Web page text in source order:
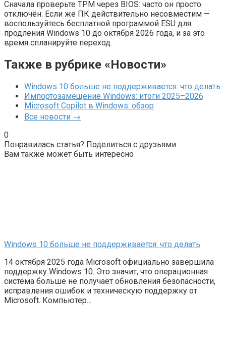
Сначала проверьте TPM через BIOS: часто он просто
отключён. Если же ПК действительно несовместим —
воспользуйтесь бесплатной программой ESU для
продления Windows 10 до октября 2026 года, и за это
время спланируйте переход.
Также в рубрике «Новости»
Windows 10 больше не поддерживается: что делать
Импортозамещение Windows: итоги 2025–2026
Microsoft Copilot в Windows: обзор
Все новости →
0
Понравилась статья? Поделиться с друзьями:
Вам также может быть интересно
Windows 10 больше не поддерживается: что делать
14 октября 2025 года Microsoft официально завершила
поддержку Windows 10. Это значит, что операционная
система больше не получает обновления безопасности,
исправления ошибок и техническую поддержку от
Microsoft. Компьютер…